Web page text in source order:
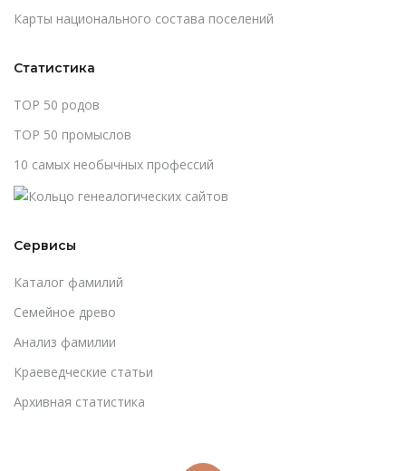
Карты национального состава поселений
Статистика
TOP 50 родов
TOP 50 промыслов
10 самых необычных профессий
Сервисы
Каталог фамилий
Cемейное древо
Анализ фамилии
Краеведческие статьи
Архивная статистика